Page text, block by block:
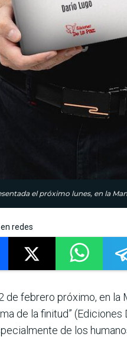
el próximo lunes, en la
redes
de febrero próximo, en la
de la finitud”
de los